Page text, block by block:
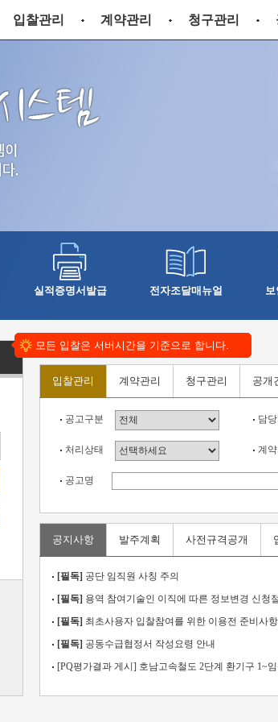
입찰관리 계약관리 청구관리
실적증명서발급 전자조달매뉴얼 보
모든 입찰은 서버시간을 기준으로 합니다.
입찰관리 계약관리 청구관리 공개
공고구분 담
처리상태 계
공고명
공지사항 발주계획 사전규격공개
[필독] 공단 임직원 사칭 주의
[필독] 용역 참여기술인 이직에 따른 정보변경 신청
[필독] 최초사용자 입찰참여를 위한 이용전 준비사
[필독] 공동수급협정서 작성요령 안내
[PQ평가결과 게시] 호남고속철도 2단계 환기구 1~